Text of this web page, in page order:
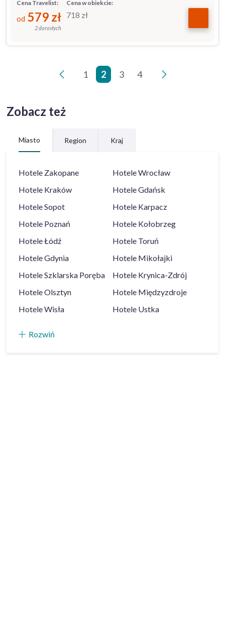
Cena w obiekcie:
718 zł
Cena Travelist:
od 579 zł
2 dorosłych
<
1 2 3 4
>
Zobacz też
Miasto Region Kraj
Hotele Zakopane HoteleWrocław
Hotele Kraków HoteleGdańsk
HoteleSopot Hotele Karpacz
Hotele Poznań Hotele Kołobrzeg
HoteleŁódź Hotele Toruń
HoteleGdynia Hotele Mikołajki
HoteleSzklarska Poręba Hotele Krynica-Zdrój
HoteleOlsztyn Hotele Międzyzdroje
HoteleWisła Hotele Ustka
Rozwiń